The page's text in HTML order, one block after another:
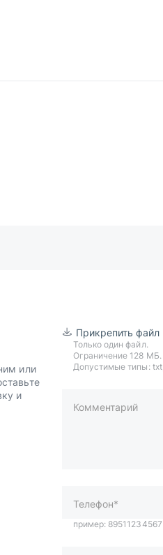
или
и
Прикрепить файл
Только один файл.
Ограничение 128 МБ.
Допустимые типы:
Комментарий
пример: 89511234567